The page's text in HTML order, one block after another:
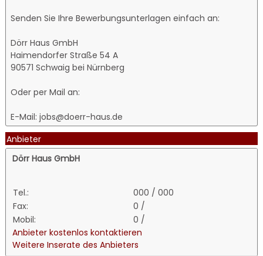
Senden Sie Ihre Bewerbungsunterlagen einfach an:
Dörr Haus GmbH
Hai­men­dor­fer Stra­ße 54 A
90571 Schwaig bei Nürn­berg
Oder per Mail an:
E-Mail: jobs@doerr-haus.de
Anbieter
Dörr Haus GmbH
Tel.:
000 / 000
Fax:
0 /
Mobil:
0 /
Anbieter kostenlos kontaktieren
Weitere Inserate des Anbieters